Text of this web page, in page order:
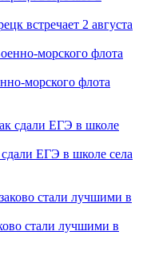
встречает 2 августа
морского флота
ЕГЭ в школе села
стали лучшими в